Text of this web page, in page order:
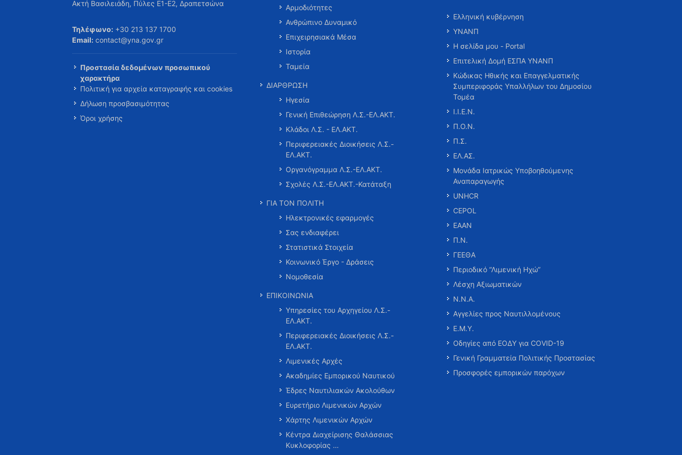
Ακτή Βασιλειάδη, Πύλες Ε1-Ε2, Δραπετσώνα
Τηλέφωνο: +30 213 137 1700
Email: contact@yna.gov.gr
Προστασία δεδομένων προσωπικού
χαρακτήρα
Πολιτική για αρχεία καταγραφής και cookies
Δήλωση προσβασιμότητας
Όροι χρήσης
Αρμοδιότητες
Ανθρώπινο Δυναμικό
Επιχειρησιακά Μέσα
Ιστορία
Ταμεία
ΔΙΑΡΘΡΩΣΗ
Ηγεσία
Γενική Επιθεώρηση Λ.Σ.-ΕΛ.ΑΚΤ.
Κλάδοι Λ.Σ. - ΕΛ.ΑΚΤ.
Περιφερειακές Διοικήσεις Λ.Σ.-
ΕΛ.ΑΚΤ.
Οργανόγραμμα Λ.Σ.-ΕΛ.ΑΚΤ.
Σχολές Λ.Σ.-ΕΛ.ΑΚΤ.-Κατάταξη
ΓΙΑ ΤΟΝ ΠΟΛΙΤΗ
Ηλεκτρονικές εφαρμογές
Σας ενδιαφέρει
Στατιστικά Στοιχεία
Κοινωνικό Έργο - Δράσεις
Νομοθεσία
ΕΠΙΚΟΙΝΩΝΙΑ
Υπηρεσίες του Αρχηγείου Λ.Σ.-
ΕΛ.ΑΚΤ.
Περιφερειακές Διοικήσεις Λ.Σ.-
ΕΛ.ΑΚΤ.
Λιμενικές Αρχές
Ακαδημίες Εμπορικού Ναυτικού
Έδρες Ναυτιλιακών Ακολούθων
Ευρετήριο Λιμενικών Αρχών
Χάρτης Λιμενικών Αρχών
Κέντρα Διαχείρισης Θαλάσσιας
Κυκλοφορίας …
Ελληνική κυβέρνηση
ΥΝΑΝΠ
Η σελίδα μου - Portal
Επιτελική Δομή ΕΣΠΑ ΥΝΑΝΠ
Κώδικας Ηθικής και Επαγγελματικής
Συμπεριφοράς Υπαλλήλων του Δημοσίου
Τομέα
Ι.Ι.Ε.Ν.
Π.Ο.Ν.
Π.Σ.
ΕΛ.ΑΣ.
Μονάδα Ιατρικώς Υποβοηθούμενης
Αναπαραγωγής
UNHCR
CEPOL
ΕΑΑΝ
Π.Ν.
ΓΕΕΘΑ
Περιοδικό “Λιμενική Ηχώ”
Λέσχη Αξιωματικών
Ν.Ν.Α.
Αγγελίες προς Ναυτιλλομένους
Ε.Μ.Υ.
Οδηγίες από ΕΟΔΥ για COVID-19
Γενική Γραμματεία Πολιτικής Προστασίας
Προσφορές εμπορικών παρόχων